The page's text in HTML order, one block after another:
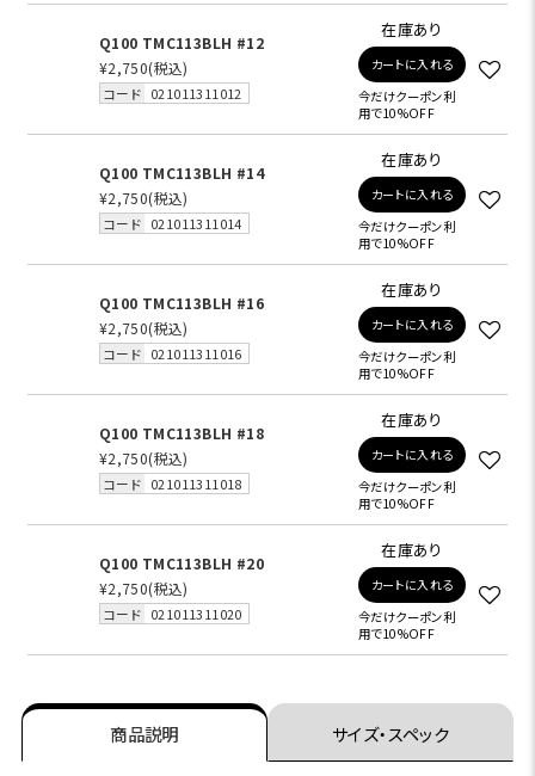
Q100 TMC113BLH #12
¥2,750(税込)
コード 021011311012
在庫あり
カートに入れる
今だけクーポン利
用で10%OFF
Q100 TMC113BLH #14
¥2,750(税込)
コード 021011311014
在庫あり
カートに入れる
今だけクーポン利
用で10%OFF
Q100 TMC113BLH #16
¥2,750(税込)
コード 021011311016
在庫あり
カートに入れる
今だけクーポン利
用で10%OFF
Q100 TMC113BLH #18
¥2,750(税込)
コード 021011311018
在庫あり
カートに入れる
今だけクーポン利
用で10%OFF
Q100 TMC113BLH #20
¥2,750(税込)
コード 021011311020
在庫あり
カートに入れる
今だけクーポン利
用で10%OFF
商品説明 サイズ・スペック